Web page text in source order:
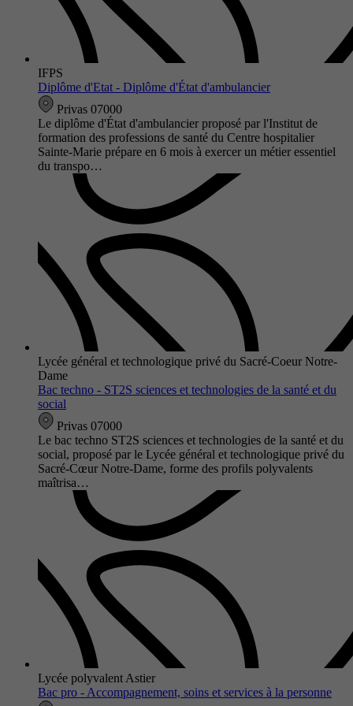
IFPS
Diplôme d'Etat - Diplôme d'État d'ambulancier
Privas 07000
Le diplôme d'État d'ambulancier proposé par l'Institut de
formation des professions de santé du Centre hospitalier
Sainte-Marie prépare en 6 mois à exercer un métier essentiel
du transpo…
Lycée général et technologique privé du Sacré-Coeur Notre-
Dame
Bac techno - ST2S sciences et technologies de la santé et du
social
Privas 07000
Le bac techno ST2S sciences et technologies de la santé et du
social, proposé par le Lycée général et technologique privé du
Sacré-Cœur Notre-Dame, forme des profils polyvalents
maîtrisa…
Lycée polyvalent Astier
Bac pro - Accompagnement, soins et services à la personne